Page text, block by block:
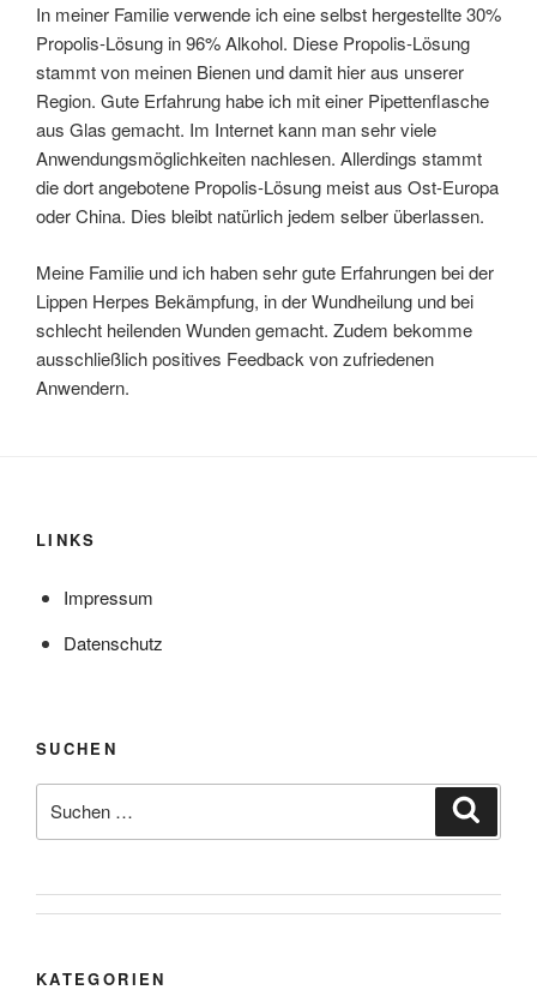
In meiner Familie verwende ich eine selbst hergestellte 30%
Propolis-Lösung in 96% Alkohol. Diese Propolis-Lösung
stammt von meinen Bienen und damit hier aus unserer
Region. Gute Erfahrung habe ich mit einer Pipettenflasche
aus Glas gemacht. Im Internet kann man sehr viele
Anwendungsmöglichkeiten nachlesen. Allerdings stammt
die dort angebotene Propolis-Lösung meist aus Ost-Europa
oder China. Dies bleibt natürlich jedem selber überlassen.
Meine Familie und ich haben sehr gute Erfahrungen bei der
Lippen Herpes Bekämpfung, in der Wundheilung und bei
schlecht heilenden Wunden gemacht. Zudem bekomme
ausschließlich positives Feedback von zufriedenen
Anwendern.
LINKS
Impressum
Datenschutz
SUCHEN
nach:
KATEGORIEN